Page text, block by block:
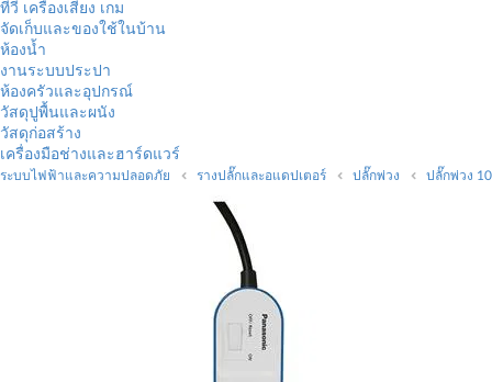
ทีวี เครื่องเสียง เกม
จัดเก็บและของใช้ในบ้าน
ห้องน้ำ
งานระบบประปา
ห้องครัวและอุปกรณ์
วัสดุปูพื้นและผนัง
วัสดุก่อสร้าง
เครื่องมือช่างและฮาร์ดแวร์
ระบบไฟฟ้าและความปลอดภัย รางปลั๊กและอแดปเตอร์ ปลั๊กพ่วง ปลั๊กพ่วง